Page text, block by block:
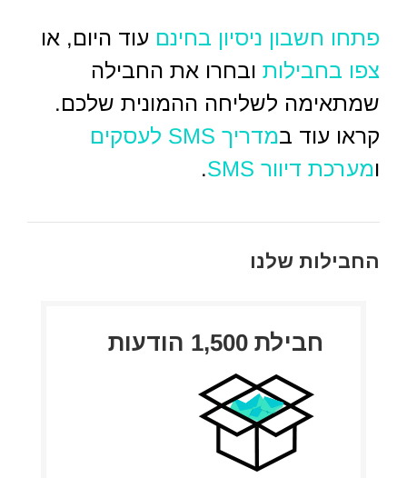
פתחו חשבון ניסיון בחינם עוד היום, או
צפו בחבילות ובחרו את החבילה
שמתאימה לשליחה ההמונית שלכם.
קראו עוד במדריך SMS לעסקים
ומערכת דיוור SMS .
החבילות שלנו
חבילת 1,500 הודעות